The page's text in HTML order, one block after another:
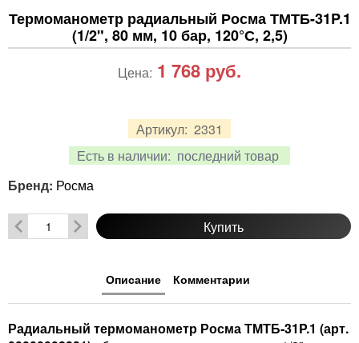
Термоманометр радиальный Росма ТМТБ-31P.1
(1/2", 80 мм, 10 бар, 120°С, 2,5)
Артикул: 2331
Есть в наличии: последний товар
Цена: 1 768 руб.
Бренд: Росма
Купить
Описание Комментарии
Радиальный термоманометр Росма ТМТБ-31P.1 (арт.